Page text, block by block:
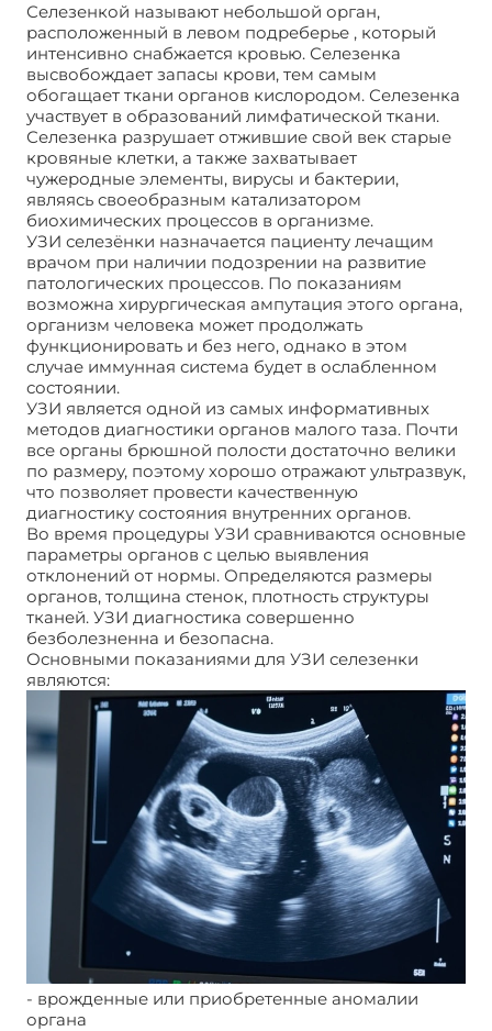
Селезенкой называют небольшой орган,
расположенный в левом подреберье , который
интенсивно снабжается кровью. Селезенка
высвобождает запасы крови, тем самым
обогащает ткани органов кислородом. Селезенка
участвует в образований лимфатической ткани.
Селезенка разрушает отжившие свой век старые
кровяные клетки, а также захватывает
чужеродные элементы, вирусы и бактерии,
являясь своеобразным катализатором
биохимических процессов в организме.
УЗИ селезёнки назначается пациенту лечащим
врачом при наличии подозрении на развитие
патологических процессов. По показаниям
возможна хирургическая ампутация этого органа,
организм человека может продолжать
функционировать и без него, однако в этом
случае иммунная система будет в ослабленном
состоянии.
УЗИ является одной из самых информативных
методов диагностики органов малого таза. Почти
все органы брюшной полости достаточно велики
по размеру, поэтому хорошо отражают ультразвук,
что позволяет провести качественную
диагностику состояния внутренних органов.
Во время процедуры УЗИ сравниваются основные
параметры органов с целью выявления
отклонений от нормы. Определяются размеры
органов, толщина стенок, плотность структуры
тканей. УЗИ диагностика совершенно
безболезненна и безопасна.
Основными показаниями для УЗИ селезенки
являются:
- врожденные или приобретенные аномалии
органа